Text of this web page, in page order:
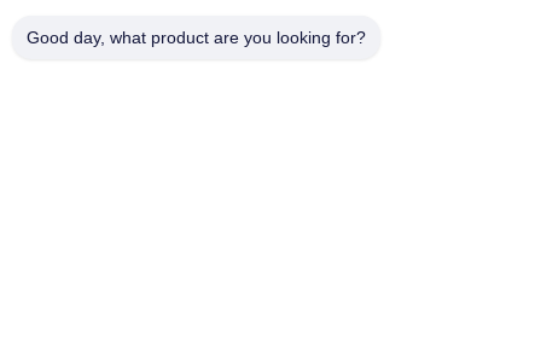
Good day, what product are you looking for?